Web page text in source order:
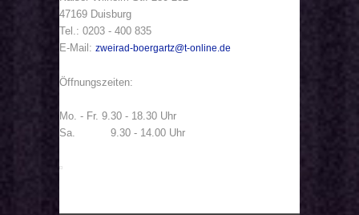
47169 Duisburg
Tel.: 0203 - 400 835
E-Mail: zweirad-boergartz@t-online.de
Öffnungszeiten:
Mo. - Fr. 9.30 - 18.30 Uhr
Sa. 9.30 - 14.00 Uhr